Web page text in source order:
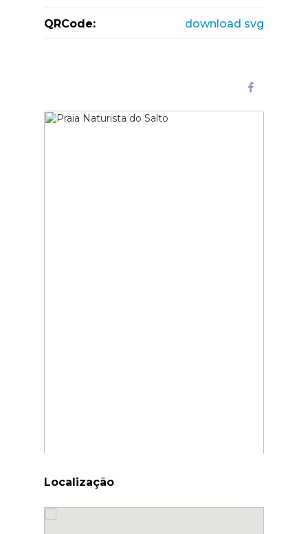
QRCode: download svg
Localização